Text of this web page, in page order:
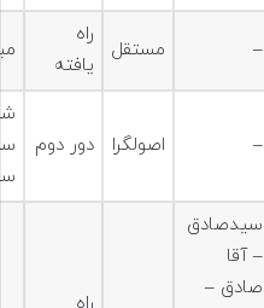
– مستقل
راه
یافته
– اصولگرا دور دوم
سیدصادق
– آقا
صادق –